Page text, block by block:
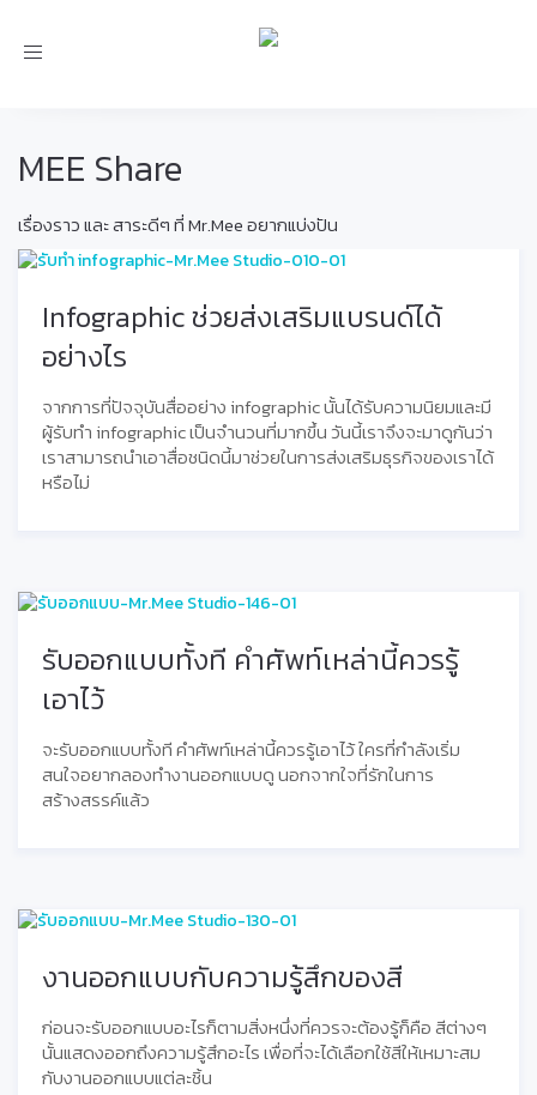
Toggle
MEE Share
เรื่องราว และ สาระดีๆ ที่ Mr.Mee อยากแบ่งปัน
Infographic ช่วยส่งเสริมแบรนด์ได้
อย่างไร
จากการที่ปัจจุบันสื่ออย่าง infographic นั้นได้รับความนิยมและมี
ผู้รับทำ infographic เป็นจำนวนที่มากขึ้น วันนี้เราจึงจะมาดูกันว่า
เราสามารถนำเอาสื่อชนิดนี้มาช่วยในการส่งเสริมธุรกิจของเราได้
หรือไม่
รับออกแบบทั้งที คำศัพท์เหล่านี้ควรรู้
เอาไว้
จะรับออกแบบทั้งที คำศัพท์เหล่านี้ควรรู้เอาไว้ ใครที่กำลังเริ่ม
สนใจอยากลองทำงานออกแบบดู นอกจากใจที่รักในการ
สร้างสรรค์แล้ว
งานออกแบบกับความรู้สึกของสี
ก่อนจะรับออกแบบอะไรก็ตามสิ่งหนึ่งที่ควรจะต้องรู้ก็คือ สีต่างๆ
นั้นแสดงออกถึงความรู้สึกอะไร เพื่อที่จะได้เลือกใช้สีให้เหมาะสม
กับงานออกแบบแต่ละชิ้น